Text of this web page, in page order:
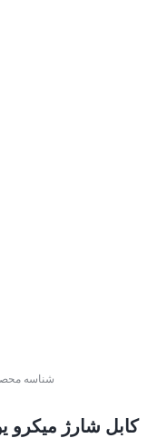
شناسه